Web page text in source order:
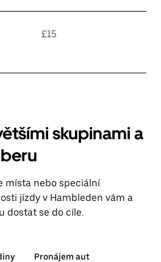
£15
skupinami a
místa nebo speciální
jízdy v Hambleden vám a
dostat se do cíle.
Pronájem aut